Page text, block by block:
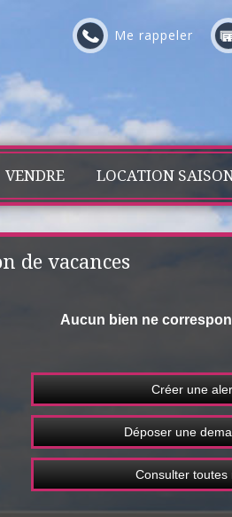
Me rappeler
VENDRE LOCATION
de vacances
Aucun bien ne
Créer une
Déposer une
Consulter toutes